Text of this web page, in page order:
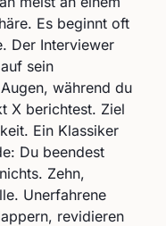
Es beginnt oft
Der Interviewer
sein
während du
X berichtest. Ziel
Ein Klassiker
Du beendest
Zehn,
Unerfahrene
revidieren